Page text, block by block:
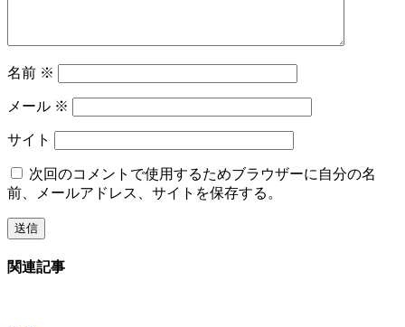
名前 ※
メール ※
サイト
次回のコメントで使用するためブラウザーに自分の名
前、メールアドレス、サイトを保存する。
関連記事